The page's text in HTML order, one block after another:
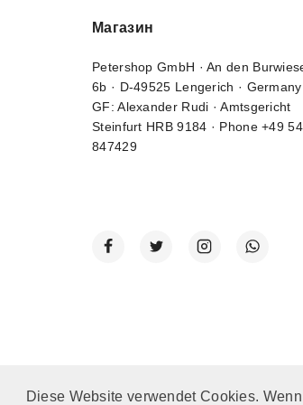
Diese Website verwendet Cookies.
Магазин
Petershop GmbH · An den
6b · D-49525 Lengerich · Germany
GF: Alexander Rudi · Amtsgericht
Steinfurt HRB 9184 · Phone +49
847429
© 2002 - 2026"Petershop GmbH"|